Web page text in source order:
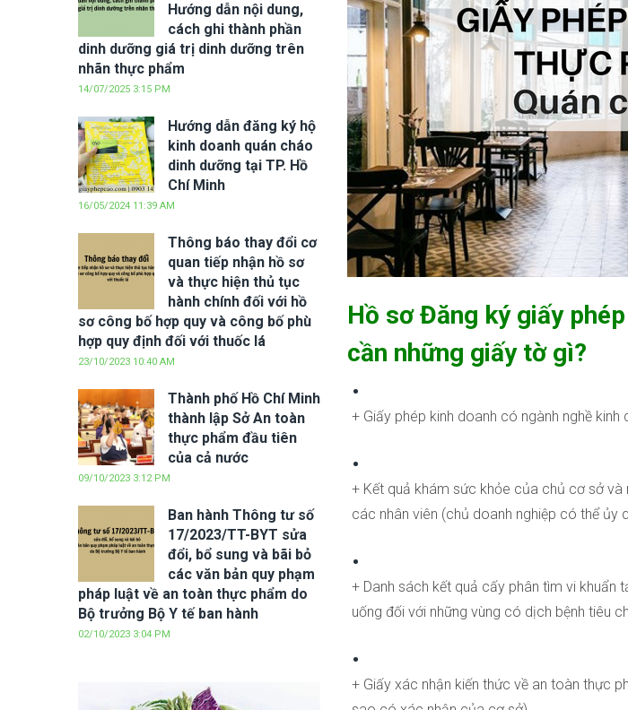
Hồ sơ Đăng ký giấy
cần những giấy tờ gì?
+ Giấy phép kinh doanh có ngành nghề
+ Kết quả khám sức khỏe của chủ cơ sở và
các nhân viên (chủ doanh nghiệp có thể ủy
+ Danh sách kết quả cấy phân tìm vi khuẩn
uống đối với những vùng có dịch bệnh tiêu
+ Giấy xác nhận kiến thức về an toàn thực
Hướng dẫn nội dung,
cách ghi thành phần
dinh dưỡng giá trị dinh dưỡng trên
nhãn thực phẩm
14/07/2025 3:15 PM
Hướng dẫn đăng ký hộ
kinh doanh quán cháo
dinh dưỡng tại TP. Hồ
Chí Minh
16/05/2024 11:39 AM
Thông báo thay đổi cơ
quan tiếp nhận hồ sơ
và thực hiện thủ tục
hành chính đối với hồ
sơ công bố hợp quy và công bố phù
hợp quy định đối với thuốc lá
23/10/2023 10:40 AM
Thành phố Hồ Chí Minh
thành lập Sở An toàn
thực phẩm đầu tiên
của cả nước
09/10/2023 3:12 PM
Ban hành Thông tư số
17/2023/TT-BYT sửa
đổi, bổ sung và bãi bỏ
các văn bản quy phạm
pháp luật về an toàn thực phẩm do
Bộ trưởng Bộ Y tế ban hành
02/10/2023 3:04 PM